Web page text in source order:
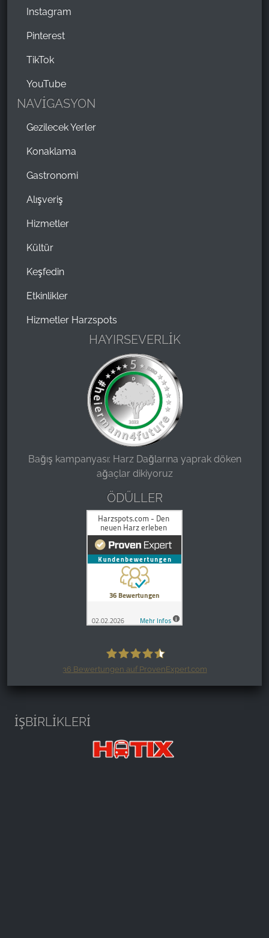
Instagram
Pinterest
TikTok
YouTube
NAVİGASYON
Gezilecek Yerler
Konaklama
Gastronomi
Alışveriş
Hizmetler
Kültür
Keşfedin
Etkinlikler
Hizmetler Harzspots
HAYIRSEVERLİK
Bağış kampanyası: Harz Dağlarına yaprak döken
ağaçlar dikiyoruz
ÖDÜLLER
Harzspots.com - Den neuen Harz
36 Bewertungen auf ProvenExpert.com
İŞBİRLİKLERİ